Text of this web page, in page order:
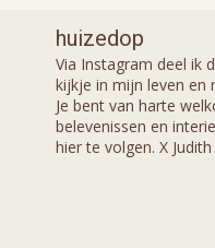
huizedop
Via Instagram deel ik
kijkje in mijn leven en
Je bent van harte
belevenissen en
hier te volgen. X Judith